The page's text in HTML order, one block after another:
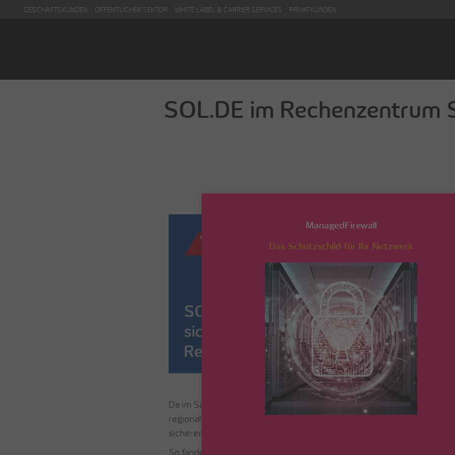
GESCHÄFTSKUNDEN ÖFFENTLICHER SEKTOR WHITE LABEL & CARRIER SERVICES PRIVATKUNDEN
SOL.DE im Rechenzentrum
Da im Saarland Großes ja bekanntlich häufig im Kleinen entsteht,
regionale Unternehmen den bis zu 2 Millionen Usern auf SOL.DE
sicheren Zugang ermöglicht.
So fanden Markus Krämer (Inhaber HostPress GmbH) und Christian
ManagedFirewall
Das Schutzschild für Ihr Netzwerk